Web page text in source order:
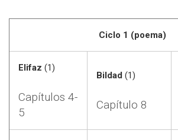
Ciclo 1 (poema)
Elifaz (1)
Capítulos 4-
5
Bildad (1)
Capítulo 8